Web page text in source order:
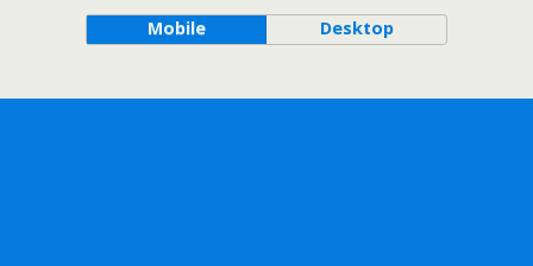
Mobile Desktop